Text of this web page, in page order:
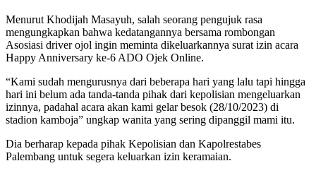
Menurut Khodijah Masayuh, salah seorang pengujuk rasa
mengungkapkan bahwa kedatangannya bersama rombongan
Asosiasi driver ojol ingin meminta dikeluarkannya surat izin acara
Happy Anniversary ke-6 ADO Ojek Online.
“Kami sudah mengurusnya dari beberapa hari yang lalu tapi hingga
hari ini belum ada tanda-tanda pihak dari kepolisian mengeluarkan
izinnya, padahal acara akan kami gelar besok (28/10/2023) di
stadion kamboja” ungkap wanita yang sering dipanggil mami itu.
Dia berharap kepada pihak Kepolisian dan Kapolrestabes
Palembang untuk segera keluarkan izin keramaian.